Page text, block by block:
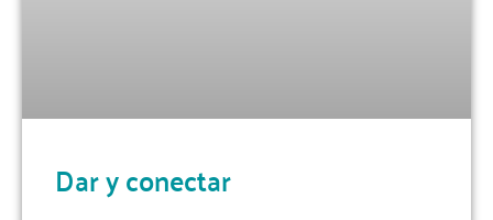
Dar y conectar